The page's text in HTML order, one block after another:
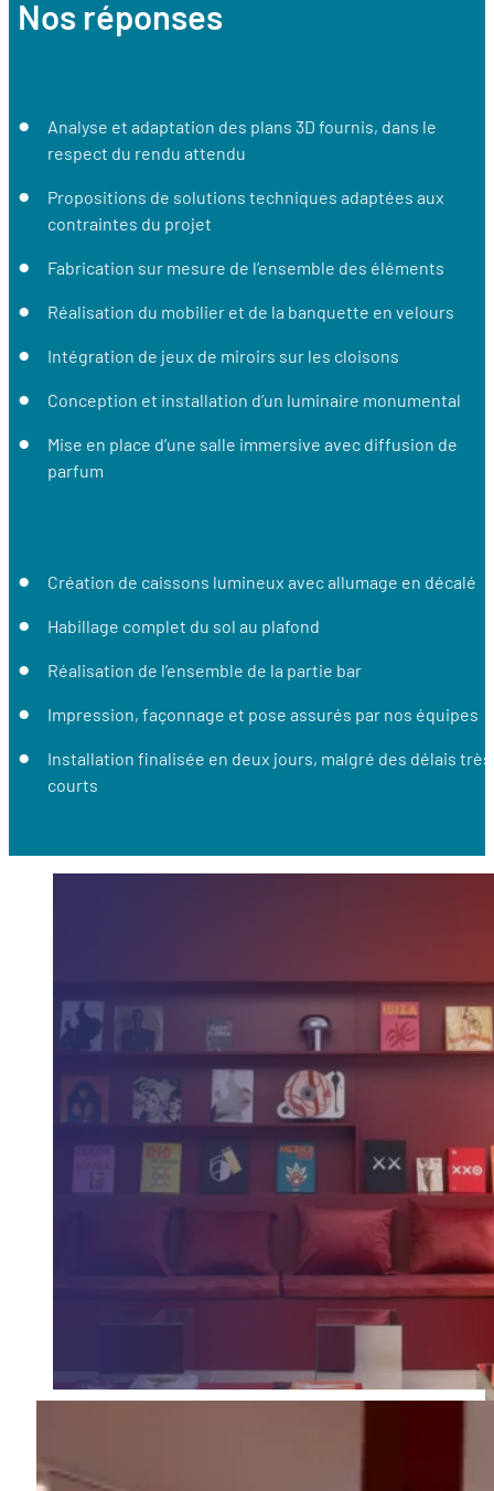
Nos réponses
Analyse et adaptation des plans 3D fournis, dans le
respect du rendu attendu
Propositions de solutions techniques adaptées aux
contraintes du projet
Fabrication sur mesure de l’ensemble des éléments
Réalisation du mobilier et de la banquette en velours
Intégration de jeux de miroirs sur les cloisons
Conception et installation d’un luminaire monumental
Mise en place d’une salle immersive avec diffusion de
parfum
Création de caissons lumineux avec allumage en décalé
Habillage complet du sol au plafond
Réalisation de l’ensemble de la partie bar
Impression, façonnage et pose assurés par nos équipes
Installation finalisée en deux jours, malgré des délais très
courts